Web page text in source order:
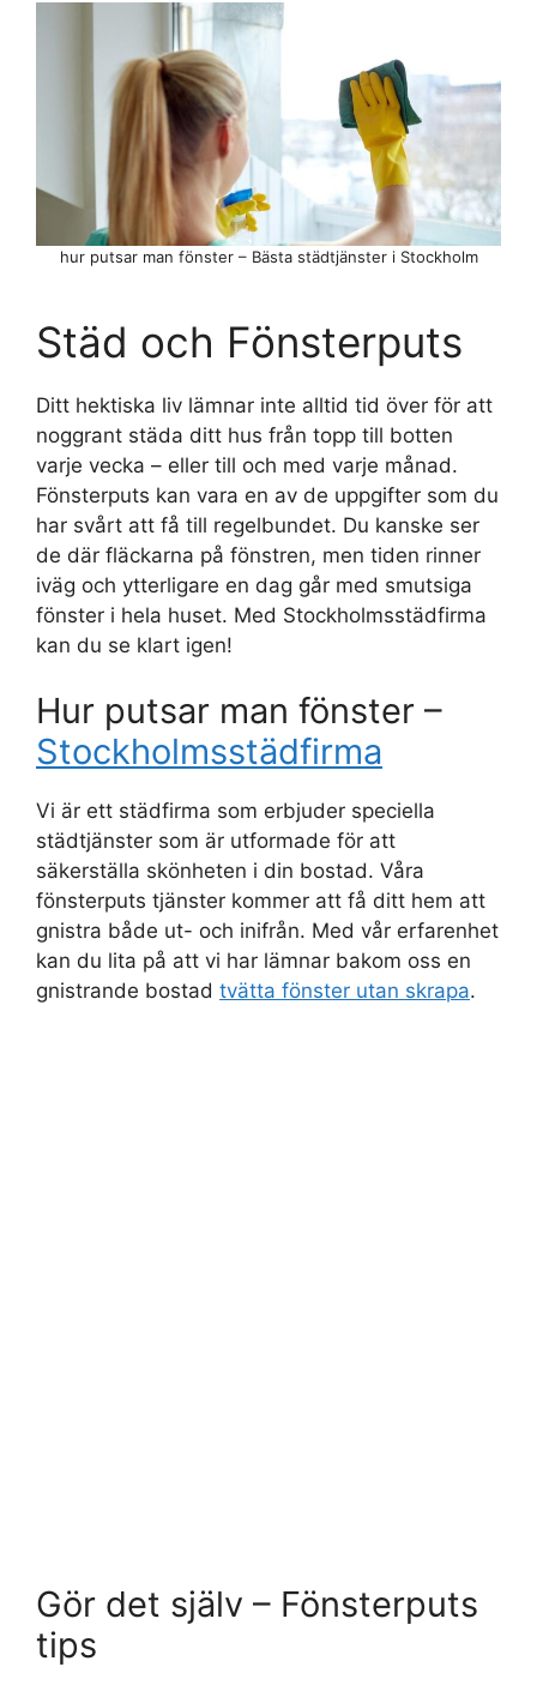
hur putsar man fönster – Bästa städtjänster i Stockholm
Städ och Fönsterputs
Ditt hektiska liv lämnar inte alltid tid över för att
noggrant städa ditt hus från topp till botten
varje vecka – eller till och med varje månad.
Fönsterputs kan vara en av de uppgifter som du
har svårt att få till regelbundet. Du kanske ser
de där fläckarna på fönstren, men tiden rinner
iväg och ytterligare en dag går med smutsiga
fönster i hela huset. Med Stockholmsstädfirma
kan du se klart igen!
Hur putsar man fönster –
Stockholmsstädfirma
Vi är ett städfirma som erbjuder speciella
städtjänster som är utformade för att
säkerställa skönheten i din bostad. Våra
fönsterputs tjänster kommer att få ditt hem att
gnistra både ut- och inifrån. Med vår erfarenhet
kan du lita på att vi har lämnar bakom oss en
gnistrande bostad tvätta fönster utan skrapa.
Gör det själv – Fönsterputs
tips